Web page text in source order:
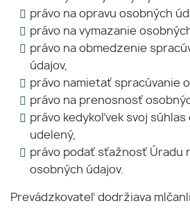
právo na opravu osobných
právo na vymazanie
právo na obmedzenie
údajov,
právo namietať spracúvanie
právo na prenosnosť
právo kedykoľvek svoj súhlas
udelený,
právo podať sťažnosť Úradu
osobných údajov.
Prevádzkovateľ dodržiava